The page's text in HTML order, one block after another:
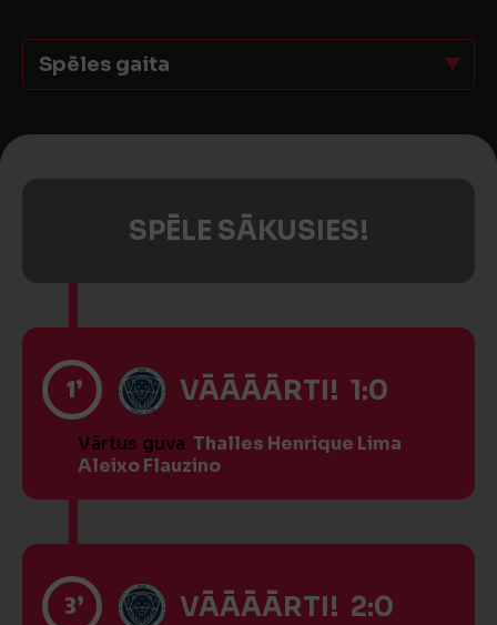
Spēles gaita
SPĒLE SĀKUSIES!
1’ VĀĀĀĀRTI! 1:0
Vārtus guva Thalles Henrique Lima
Aleixo Flauzino
3’ VĀĀĀĀRTI! 2:0